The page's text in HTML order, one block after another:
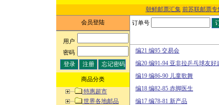
朝鲜邮票汇集 前苏联邮票专
会员登陆
用户:
密码:
商品分类
特惠超市
世界各地邮品
订单号
编21 编95 交易会
编20 编91-94 亚非拉乒乓球友好
编19 编86-90 儿童歌舞
编18 编82-85 赤脚医生
编17 编78-81 新产品